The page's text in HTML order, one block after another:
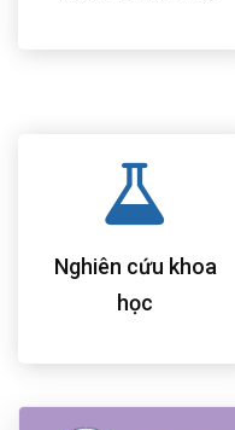
Nghiên cứu khoa
học